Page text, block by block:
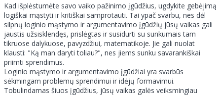
Kad išplėstumėte savo vaiko pažinimo įgūdžius, ugdykite gebėjimą
logiškai mąstyti ir kritiškai samprotauti. Tai ypač svarbu, nes dėl
silpnų loginio mąstymo ir argumentavimo įgūdžių jūsų vaikas gali
jaustis užsisklendęs, prislėgtas ir susidurti su sunkumais tam
tikruose dalykuose, pavyzdžiui, matematikoje. Jie gali nuolat
klausti: "Ką man daryti toliau?", nes jiems sunku savarankiškai
priimti sprendimus.
Loginio mąstymo ir argumentavimo įgūdžiai yra svarbūs
sėkmingam problemų sprendimui ir idėjų formavimui.
Tobulindamas šiuos įgūdžius, jūsų vaikas galės veiksmingiau